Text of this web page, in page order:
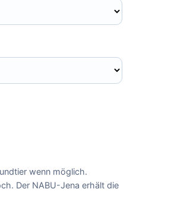
wenn möglich.
Der NABU-Jena erhält die